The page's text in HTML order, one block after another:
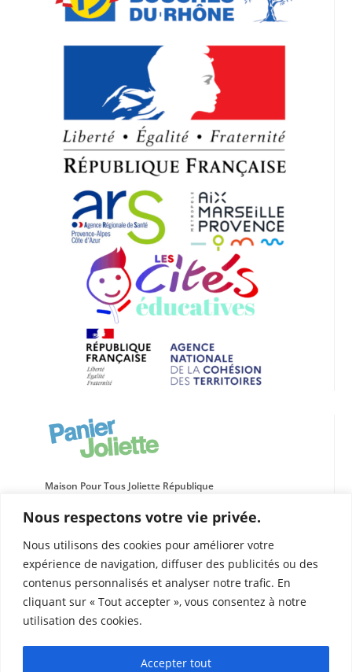
Nous respectons votre vie privée.
Nous utilisons des cookies pour améliorer votre
expérience de navigation, diffuser des publicités ou des
contenus personnalisés et analyser notre trafic. En
cliquant sur « Tout accepter », vous consentez à notre
utilisation des cookies.
Accepter tout
Maison Pour Tous Joliette République
13002 MARSEILLE
panier.joliette@leolagrange.org
Horaires d’ouverture
La Maison pour Tous vous accueille
Lun, mar, jeu, ven: 9h à 12h30 et de 13h30 à 19h
Sam: 9h30 à 12h et de 14h à 18h